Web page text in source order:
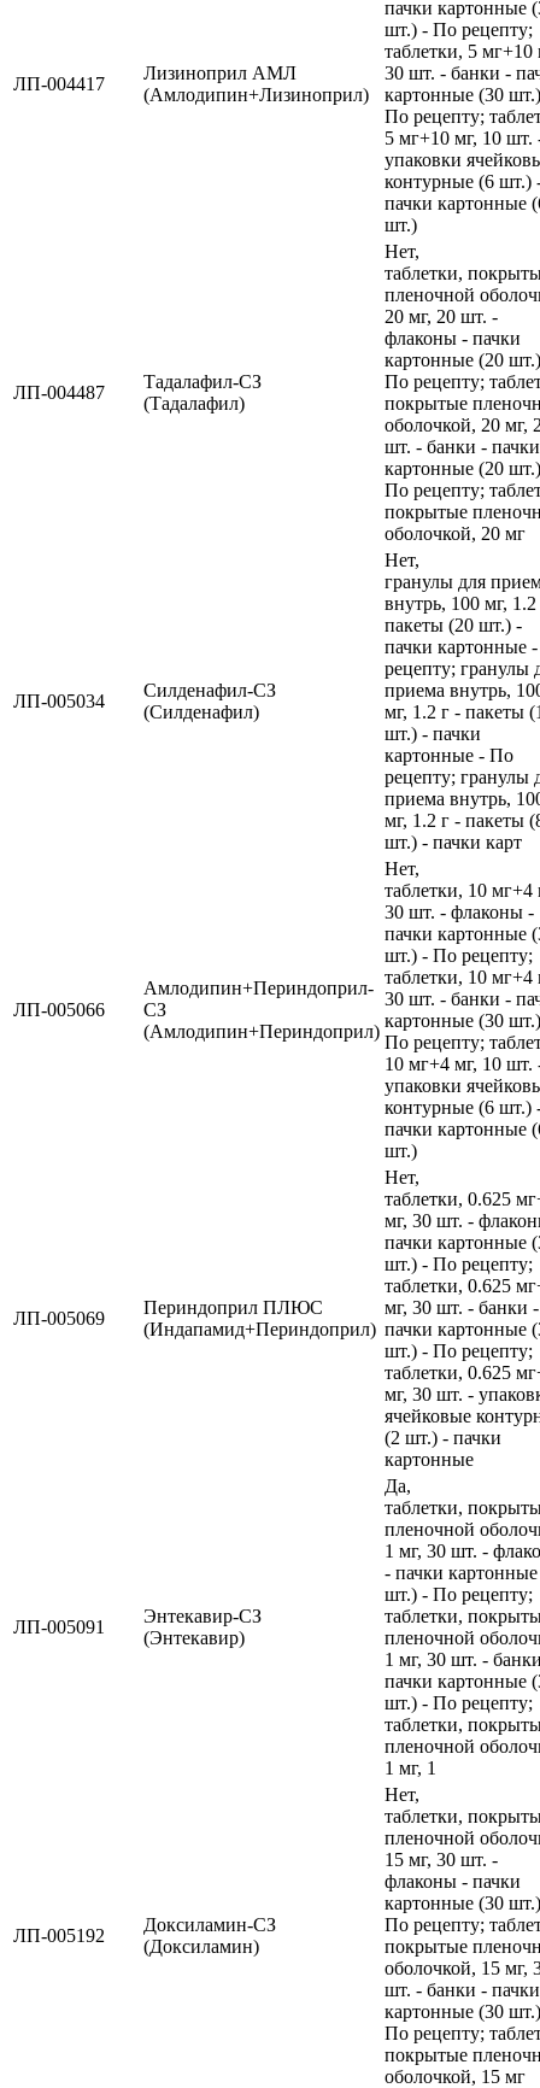
ЛП-004417
Лизиноприл АМЛ
(Амлодипин+Лизиноприл)
пачки картонные
шт.) - По рецепту;
таблетки, 5 мг+10
30 шт. - банки -
картонные (30
По рецепту;
5 мг+10 мг, 10 шт.
упаковки
контурные (6 шт.)
пачки картонные
шт.)
ЛП-004487
Тадалафил-СЗ
(Тадалафил)
Нет,
таблетки,
пленочной
20 мг, 20 шт. -
флаконы - пачки
картонные (20
По рецепту;
покрытые
оболочкой, 20 мг,
шт. - банки - пачки
картонные (20
По рецепту;
покрытые
оболочкой, 20 мг
ЛП-005034
Силденафил-СЗ
(Силденафил)
Нет,
гранулы для
внутрь, 100 мг, 1.2
пакеты (20 шт.) -
пачки картонные
рецепту; гранулы
приема внутрь,
мг, 1.2 г - пакеты
шт.) - пачки
картонные - По
рецепту; гранулы
приема внутрь,
мг, 1.2 г - пакеты
шт.) - пачки карт
ЛП-005066
Амлодипин+Периндоприл-
СЗ
(Амлодипин+Периндоприл)
Нет,
таблетки, 10 мг+4
30 шт. - флаконы -
пачки картонные
шт.) - По рецепту;
таблетки, 10 мг+4
30 шт. - банки -
картонные (30
По рецепту;
10 мг+4 мг, 10 шт.
упаковки
контурные (6 шт.)
пачки картонные
шт.)
ЛП-005069
Периндоприл ПЛЮС
(Индапамид+Периндоприл)
Нет,
таблетки, 0.625
мг, 30 шт. -
пачки картонные
шт.) - По рецепту;
таблетки, 0.625
мг, 30 шт. - банки -
пачки картонные
шт.) - По рецепту;
таблетки, 0.625
мг, 30 шт. -
ячейковые
(2 шт.) - пачки
картонные
ЛП-005091
Энтекавир-СЗ
(Энтекавир)
Да,
таблетки,
пленочной
1 мг, 30 шт. -
- пачки
шт.) - По рецепту;
таблетки,
пленочной
1 мг, 30 шт. -
пачки картонные
шт.) - По рецепту;
таблетки,
пленочной
1 мг, 1
ЛП-005192
Доксиламин-СЗ
(Доксиламин)
Нет,
таблетки,
пленочной
15 мг, 30 шт. -
флаконы - пачки
картонные (30
По рецепту;
покрытые
оболочкой, 15 мг,
шт. - банки - пачки
картонные (30
По рецепту;
покрытые
оболочкой, 15 мг